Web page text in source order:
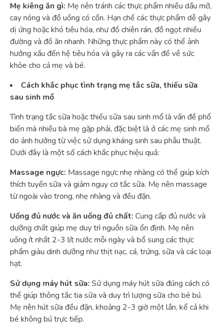
Mẹ kiêng ăn gì: Mẹ nên tránh các thực phẩm nhiều dầu mỡ,
cay nóng và đồ uống có cồn. Hạn chế các thực phẩm dễ gây
dị ứng hoặc khó tiêu hóa, như đồ chiên rán, đồ ngọt nhiều
đường và đồ ăn nhanh. Những thực phẩm này có thể ảnh
hưởng xấu đến hệ tiêu hóa và gây ra các vấn đề về sức
khỏe cho cả mẹ và bé.
Cách khắc phục tình trạng mẹ tắc sữa, thiếu sữa
sau sinh mổ
Tình trạng tắc sữa hoặc thiếu sữa sau sinh mổ là vấn đề phổ
biến mà nhiều bà mẹ gặp phải, đặc biệt là ở các mẹ sinh mổ
do ảnh hưởng từ việc sử dụng kháng sinh sau phẫu thuật.
Dưới đây là một số cách khắc phục hiệu quả:
Massage ngực: Massage ngực nhẹ nhàng có thể giúp kích
thích tuyến sữa và giảm nguy cơ tắc sữa. Mẹ nên massage
từ ngoài vào trong, nhẹ nhàng và đều đặn.
Uống đủ nước và ăn uống đủ chất: Cung cấp đủ nước và
dưỡng chất giúp mẹ duy trì nguồn sữa ổn định. Mẹ nên
uống ít nhất 2-3 lít nước mỗi ngày và bổ sung các thực
phẩm giàu dinh dưỡng như thịt nạc, cá, trứng, sữa và các loại
hạt.
Sử dụng máy hút sữa: Sử dụng máy hút sữa đúng cách có
thể giúp thông tắc tia sữa và duy trì lượng sữa cho bé bú.
Mẹ nên hút sữa đều đặn, khoảng 2-3 giờ một lần, kể cả khi
bé không bú trực tiếp.